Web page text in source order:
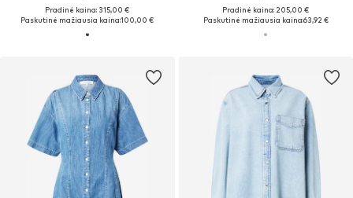
Pradinė kaina: 315,00 €
Paskutinė mažiausia kaina:100,00 €
Pradinė kaina: 205,00 €
Paskutinė mažiausia kaina:63,92 €